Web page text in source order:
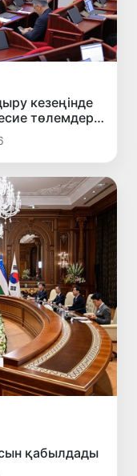
кезеңінде
төлемдері
қабылдады